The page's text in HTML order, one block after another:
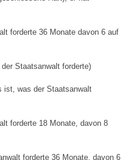
forderte 36 Monate davon 6 auf
Staatsanwalt forderte)
ist, was der Staatsanwalt
forderte 18 Monate, davon 8
forderte 36 Monate, davon 6